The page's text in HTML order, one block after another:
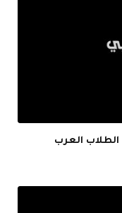
الطلاب العرب